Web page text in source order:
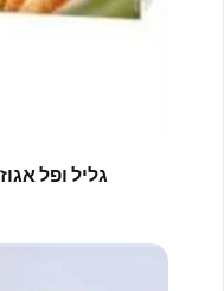
גליל ופל אגוז